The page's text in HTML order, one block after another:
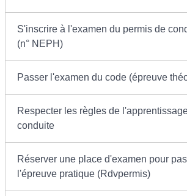
S'inscrire à l'examen du permis de
(n° NEPH)
Passer l'examen du code (épreuve
Respecter les règles de
conduite
Réserver une place d'examen pour
l'épreuve pratique (Rdvpermis)